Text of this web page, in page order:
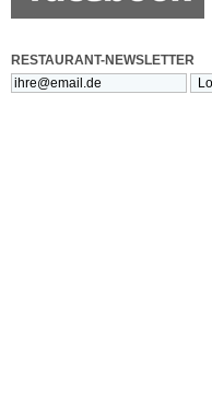
RESTAURANT-NEWSLETTER